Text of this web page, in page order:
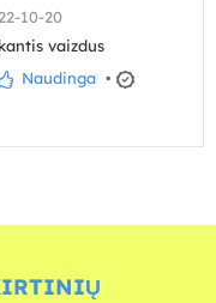
10-20
vaizdus
Naudinga •